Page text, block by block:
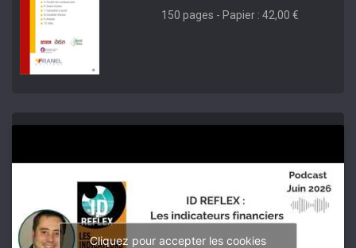
150 pages - Papier : 42,00 €
Cliquez pour accepter les cookies